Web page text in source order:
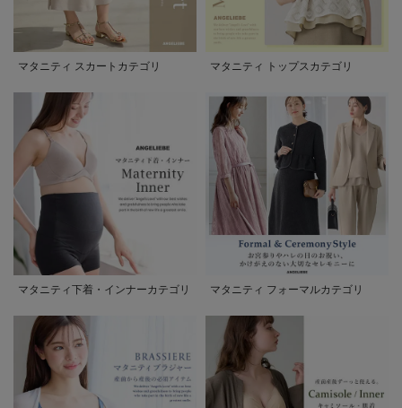
マタニティ スカートカテゴリ マタニティ トップスカテゴリ
マタニティ下着・インナーカテゴリ マタニティ フォーマルカテゴリ